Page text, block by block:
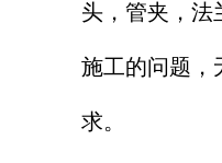
头，管夹，法
施工的问题，
求。